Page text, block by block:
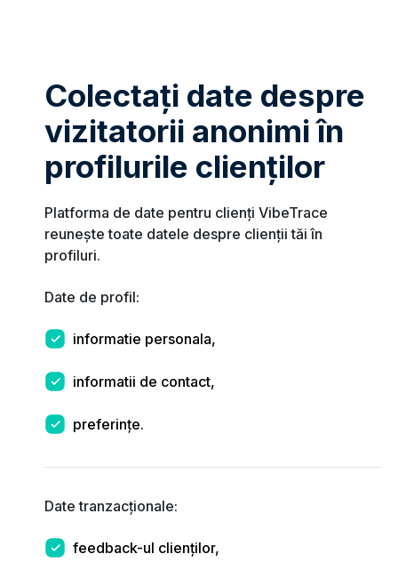
Colectați date despre
vizitatorii anonimi în
profilurile clienților
Platforma de date pentru clienți VibeTrace
reunește toate datele despre clienții tăi în
profiluri.
Date de profil:
informatie personala,
informatii de contact,
preferințe.
Date tranzacționale:
feedback-ul clienților,